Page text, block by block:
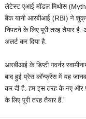
लेटेस्ट एआई मॉडल मिथोस
बैंक यानी आरबीआई (RBI) ने
निपटने के लिए पूरी तरह तैयार
अलर्ट कर दिया है.
आरबीआई के डिप्टी गवर्नर
बाद हुई प्रेस कॉन्फ्रेंस में यह
कर दी है. हम इस तरह के नए और
के लिए पूरी तरह तैयार हैं.”